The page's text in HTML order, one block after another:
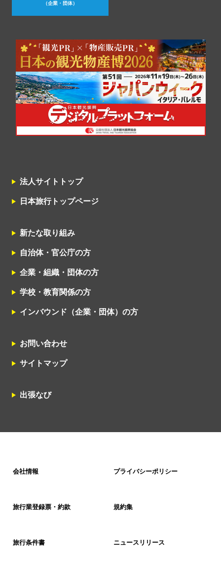
（企業・団体）
法人サイトトップ
日本旅行トップページ
新たな取り組み
自治体・官公庁の方
企業・組織・団体の方
学校・教育関係の方
インバウンド（企業・団体）の方
お問い合わせ
サイトマップ
出張なび
会社情報 プライバシーポリシー
旅行業登録票・約款 規約集
旅行条件書 ニュースリリース